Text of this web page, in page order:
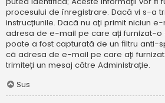
procesului de înregistrare. Dacă vi s-a
instrucțiunile. Dacă nu ați primit niciun
adresa de e-mail pe care ați furnizat-o
poate a fost capturată de un filtru anti-
că adresa de e-mail pe care ați
trimiteți un mesaj către Administrație.
Sus